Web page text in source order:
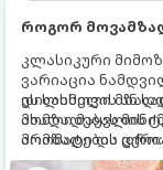
როგორ
კლასიკური
ვარიაცია
დილისთვის ან
ახალი მაყვლის
არომატი და
დახვეწილ და
ეს სასმელი
მომზადებას
მომზადების დრო: